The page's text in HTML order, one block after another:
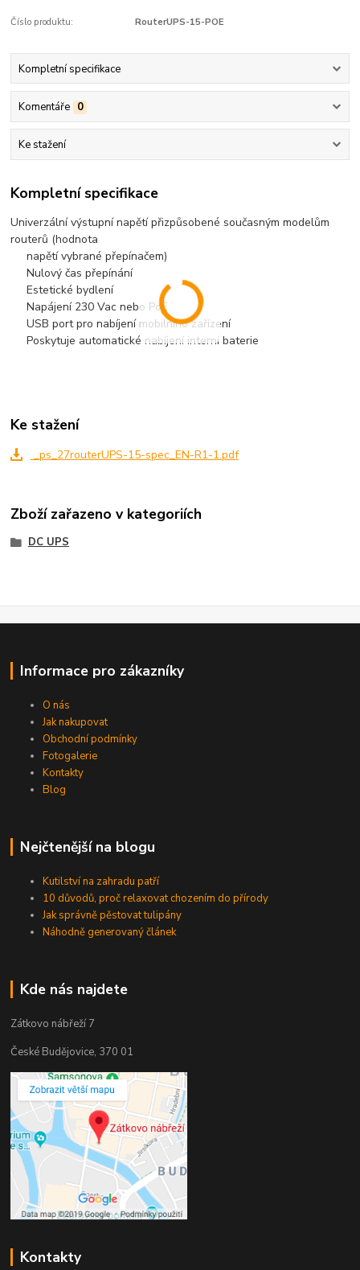
Číslo produktu: RouterUPS-15-POE
Kompletní specifikace
Komentáře 0
Ke stažení
Kompletní specifikace
Univerzální výstupní napětí přizpůsobené současným modelům
routerů (hodnota
napětí vybrané přepínačem)
Nulový čas přepínání
Estetické bydlení
Napájení 230 Vac nebo PoE
USB port pro nabíjení mobilního zařízení
Poskytuje automatické nabíjení interní baterie
Ke stažení
_ps_27routerUPS-15-spec_EN-R1-1.pdf
Zboží zařazeno v kategoriích
DC UPS
Informace pro zákazníky
O nás
Jak nakupovat
Obchodní podmínky
Fotogalerie
Kontakty
Blog
Nejčtenější na blogu
Kutilství na zahradu patří
10 důvodů, proč relaxovat chozením do přírody
Jak správně pěstovat tulipány
Náhodně generovaný článek
Kde nás najdete
Zátkovo nábřeží 7
České Budějovice, 370 01
Kontakty